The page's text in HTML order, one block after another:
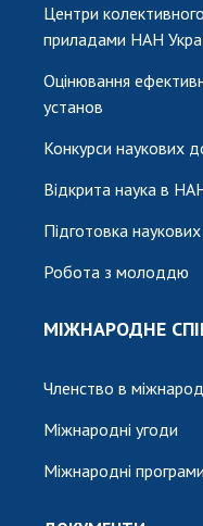
Центри
приладами НАН
Оцінювання
установ
Конкурси наукових
Відкрита наука в
Підготовка наукових
Робота з молоддю
МІЖНАРОДНЕ
Членство в
Міжнародні угоди
Міжнародні